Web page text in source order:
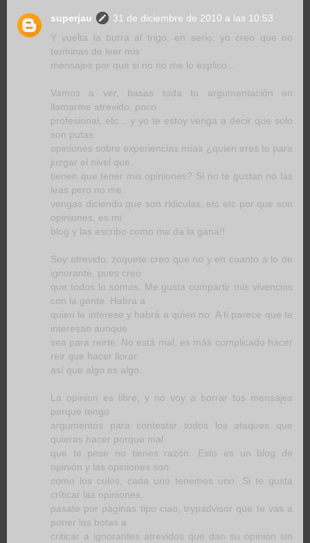
superjau
31 de diciembre de 2010 a las 10:53
Y vuelta la burra al trigo, en serio, yo creo que no
terminas de leer mis
mensajes por que si no no me lo explico...
Vamos a ver, basas toda tu argumentación en
llamarme atrevido, poco
profesional, etc... y yo te estoy venga a decir que solo
son putas
opiniones sobre experiencias mías ¿quien eres tu para
juzgar el nivel que
tienen que tener mis opiniones? Si no te gustan no las
leas pero no me
vengas diciendo que son ridiculas, etc etc por que son
opiniones, es mi
blog y las escribo como me da la gana!!
Soy atrevido, zoquete creo que no y en cuanto a lo de
ignorante, pues creo
que todos lo somos. Me gusta compartir mis vivencias
con la gente. Habrá a
quien le interese y habrá a quien no. A ti parece que te
interesan aunque
sea para reirte. No está mal, es más complicado hacer
reir que hacer llorar
así que algo es algo.
La opinion es libre, y no voy a borrar tus mensajes
porque tengo
argumentos para contestar todos los ataques que
quieras hacer porque mal
que te pese no tienes razón. Esto es un blog de
opinión y las opiniones son
como los culos, cada uno tenemos uno. Si te gusta
críticar las opiniones,
pasate por páginas tipo ciao, trypadvisor que te vas a
poner las botas a
criticar a ignorantes atrevidos que dan su opinión sin